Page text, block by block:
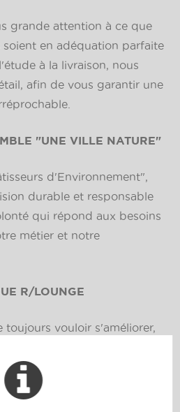
grande attention à ce que
en adéquation parfaite
à la livraison, nous
afin de vous garantir une
"UNE VILLE NATURE"
d'Environnement",
durable et responsable
qui répond aux besoins
métier et notre
R/LOUNGE
toujours vouloir s'améliorer,
nous avons créé la marque
: